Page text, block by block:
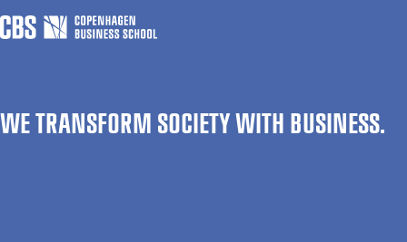
WE TRANSFORM SOCIETY WITH BUSINESS.